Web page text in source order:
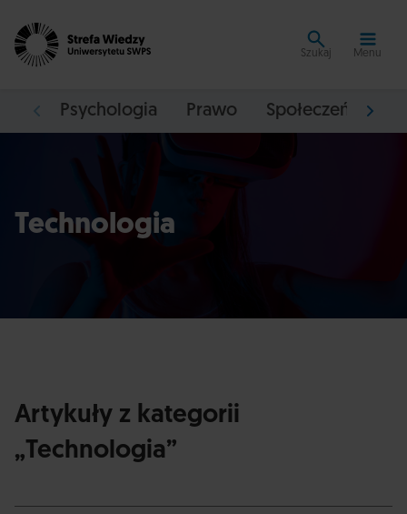
Szukaj Menu
Psychologia Prawo Społeczeństwo
Technologia
Artykuły z kategorii
„Technologia”